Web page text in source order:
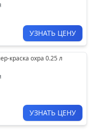
УЗНАТЬ ЦЕНУ
краска охра 0.25 л
УЗНАТЬ ЦЕНУ